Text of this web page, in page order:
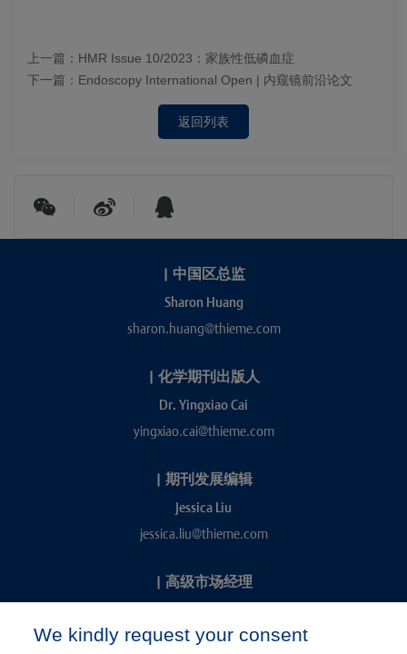
上一篇： HMR Issue 10/2023：家族性低磷血症
下一篇： Endoscopy International Open | 内窥镜前沿论文
返回列表
| 中国区总监
Sharon Huang
sharon.huang@thieme.com
| 化学期刊出版人
Dr. Yingxiao Cai
yingxiao.cai@thieme.com
| 期刊发展编辑
Jessica Liu
jessica.liu@thieme.com
| 高级市场经理
kevin.chang@thieme.com
We kindly request your consent